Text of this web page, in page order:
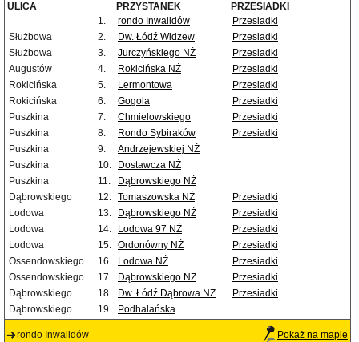
ULICA PRZYSTANEK
PRZESIADKI
1.
rondo Inwalidów
Przesiadki
Służbowa
2. Dw. Łódź Widzew
Przesiadki
Służbowa
3. Jurczyńskiego NŻ
Przesiadki
Augustów
4. Rokicińska NŻ
Przesiadki
Rokicińska
5. Lermontowa
Przesiadki
Rokicińska
6. Gogola
Przesiadki
Puszkina
7. Chmielowskiego
Przesiadki
Puszkina
8. Rondo Sybiraków
Przesiadki
Puszkina
9.
Andrzejewskiej NŻ
Puszkina
10.
Dostawcza NŻ
Puszkina
11.
Dąbrowskiego NŻ
Dąbrowskiego
12. Tomaszowska NŻ
Przesiadki
Lodowa
13. Dąbrowskiego NŻ
Przesiadki
Lodowa
14. Lodowa 97 NŻ
Przesiadki
Lodowa
15. Ordonówny NŻ
Przesiadki
Ossendowskiego
16. Lodowa NŻ
Przesiadki
Ossendowskiego
17. Dąbrowskiego NŻ
Przesiadki
Dąbrowskiego
18. Dw. Łódź Dąbrowa NŻ
Przesiadki
Dąbrowskiego
19. Podhalańska
rondo Inwalidów Pokaż na mapie